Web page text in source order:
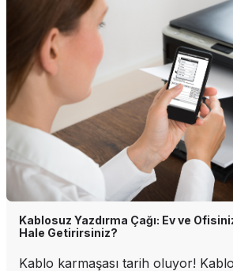
Kablosuz Yazdırma Çağı: Ev ve
Hale Getirirsiniz?
Kablo karmaşası tarih oluyor!